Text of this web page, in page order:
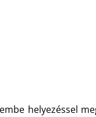
helyezéssel